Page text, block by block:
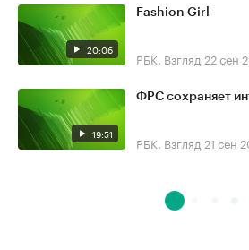
20:06
Fashion Girl
РБК. Взгляд 22 сен
19:51
ФРС сохраняет
РБК. Взгляд 21 сен